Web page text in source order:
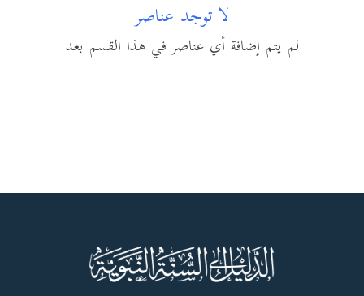
لا توجد عناصر
لم يتم إضافة أي عناصر في هذا القسم بعد